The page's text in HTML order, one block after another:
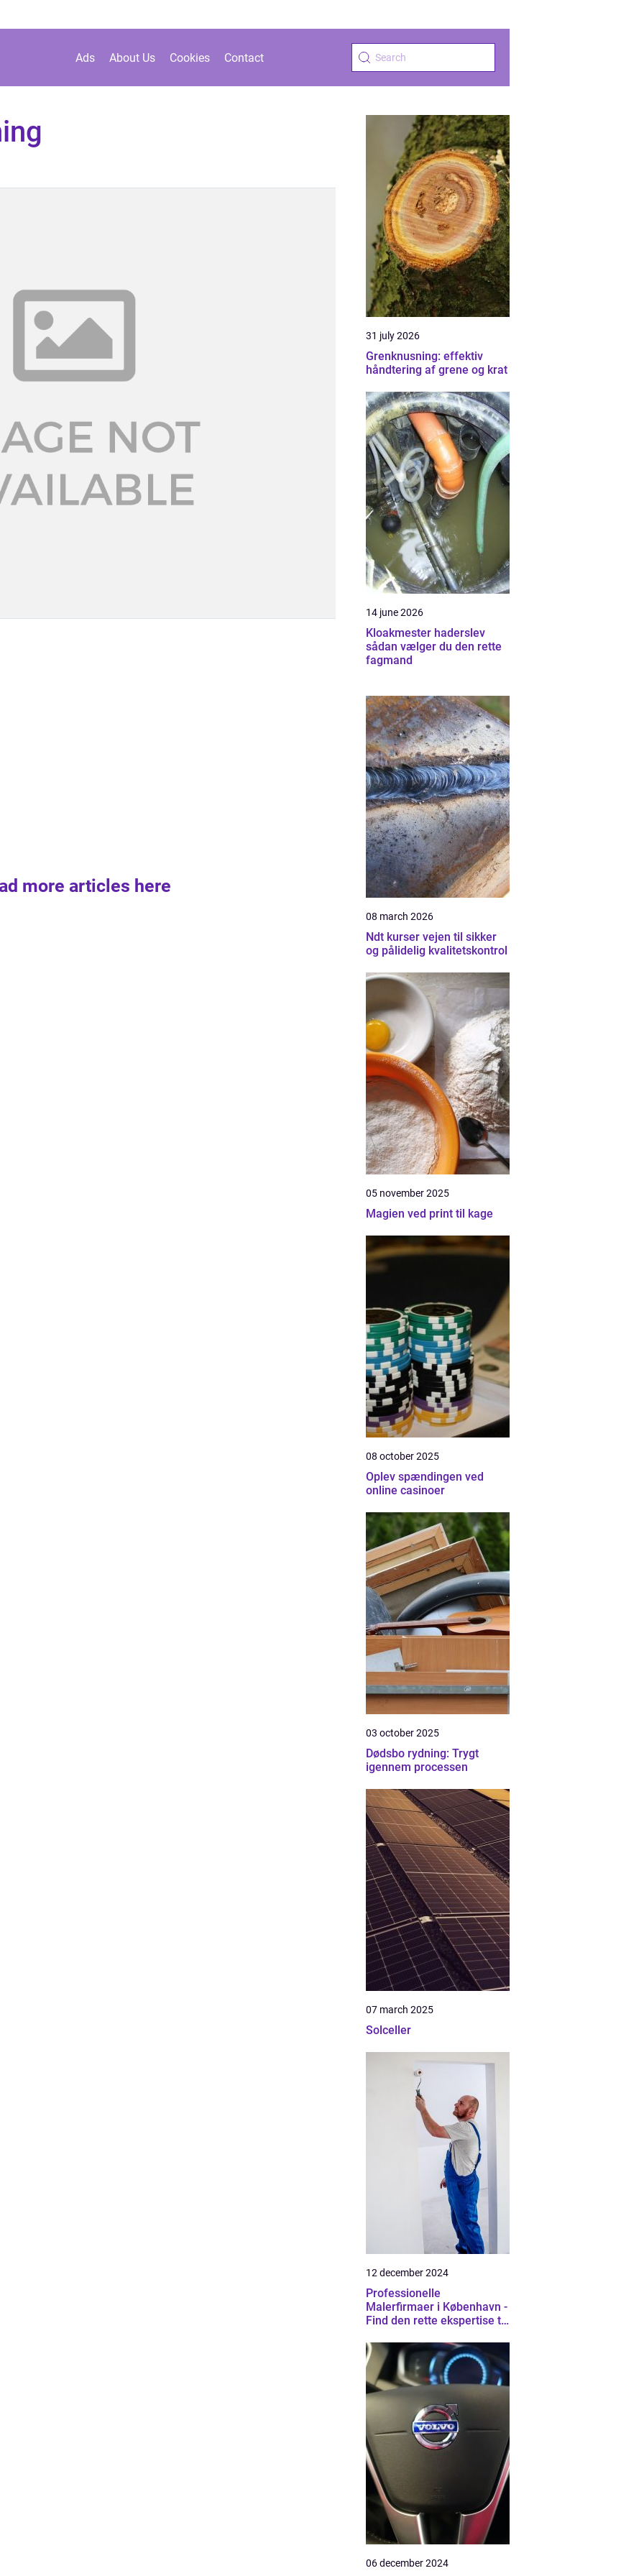
Ads About Us Cookies Contact
more articles here
31 july 2026
Grenknusning: effektiv
håndtering af grene og krat
14 june 2026
Kloakmester haderslev
sådan vælger du den rette
fagmand
08 march 2026
Ndt kurser vejen til sikker
og pålidelig kvalitetskontrol
05 november 2025
Magien ved print til kage
08 october 2025
Oplev spændingen ved
online casinoer
03 october 2025
Dødsbo rydning: Trygt
igennem processen
07 march 2025
Solceller
12 december 2024
Professionelle
Malerfirmaer i København -
Find den rette ekspertise til
06 december 2024